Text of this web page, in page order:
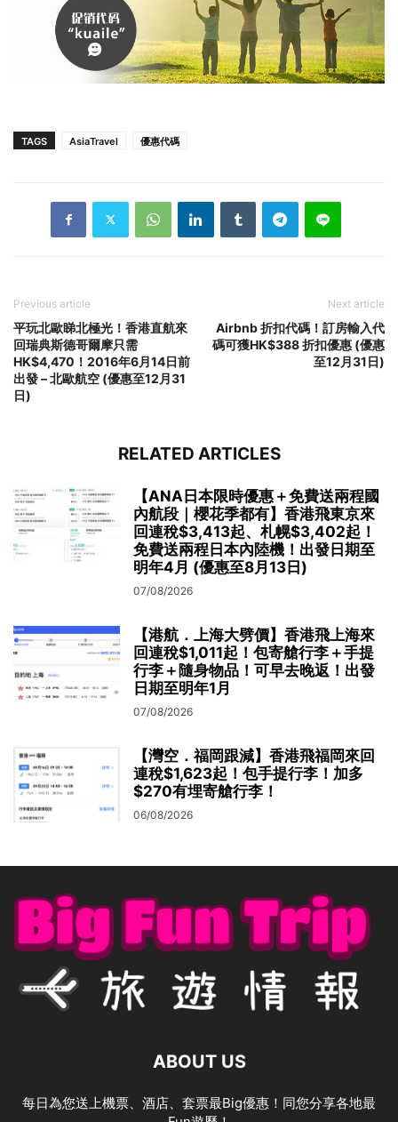
TAGS AsiaTravel 優惠代碼
Previous article
平玩北歐睇北極光！香港直航來
回瑞典斯德哥爾摩只需
HK$4,470！2016年6月14日前
出發 – 北歐航空 (優惠至12月31
日)
Next article
Airbnb 折扣代碼！訂房輸入代
碼可獲HK$388 折扣優惠 (優惠
至12月31日)
RELATED ARTICLES
【ANA日本限時優惠＋免費送兩程國
內航段｜櫻花季都有】香港飛東京來
回連稅$3,413起、札幌$3,402起！
免費送兩程日本內陸機！出發日期至
明年4月 (優惠至8月13日)
07/08/2026
【港航．上海大劈價】香港飛上海來
回連稅$1,011起！包寄艙行李＋手提
行李＋隨身物品！可早去晚返！出發
日期至明年1月
07/08/2026
【灣空．福岡跟減】香港飛福岡來回
連稅$1,623起！包手提行李！加多
$270有埋寄艙行李！
06/08/2026
ABOUT US
每日為您送上機票、酒店、套票最Big優惠！同您分享各地最